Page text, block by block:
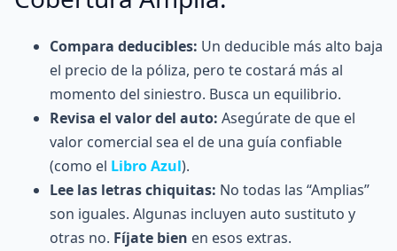
Compara deducibles: Un deducible más alto baja
el precio de la póliza, pero te costará más al
momento del siniestro. Busca un equilibrio.
Revisa el valor del auto: Asegúrate de que el
valor comercial sea el de una guía confiable
(como el Libro Azul).
Lee las letras chiquitas: No todas las “Amplias”
son iguales. Algunas incluyen auto sustituto y
otras no. Fíjate bien en esos extras.